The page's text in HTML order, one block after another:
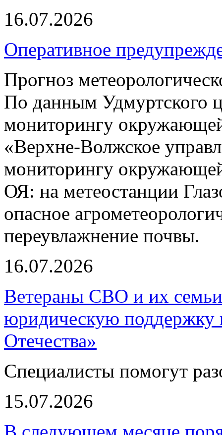
16.07.2026
Оперативное
Прогноз
По данным Удмуртского
мониторингу
«Верхне-Волжское
мониторингу
ОЯ: на метеостанции
опасное
переувлажнение почвы.
16.07.2026
Ветераны СВО и их
юридическую
Отечества»
Специалисты помогут
15.07.2026